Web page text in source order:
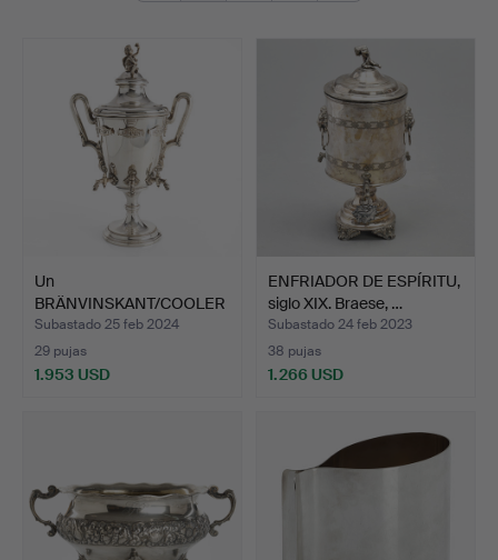
Un
BRÄNVINSKANT/COOLER
del siglo XIX. C.A.…
Subastado 25 feb 2024
29 pujas
1.953 USD
ENFRIADOR DE ESPÍRITU,
siglo XIX. Braese, …
Subastado 24 feb 2023
38 pujas
1.266 USD